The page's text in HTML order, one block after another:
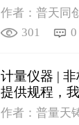
作者：普天同
301
0
计量仪器 |
提供规程，
作者：普量天